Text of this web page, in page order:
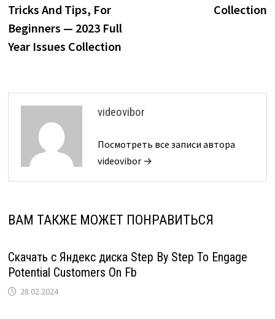
Tricks And Tips, For
Beginners — 2023 Full
Year Issues Collection
Collection
videovibor
Посмотреть все записи автора
videovibor →
ВАМ ТАКЖЕ МОЖЕТ ПОНРАВИТЬСЯ
Скачать с Яндекс диска Step By Step To Engage
Potential Customers On Fb
28.02.2024